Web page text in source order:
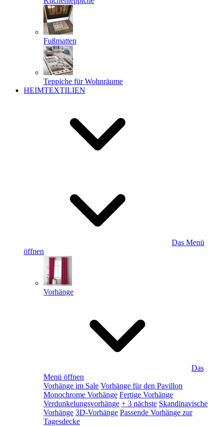
Fußmatten
Teppiche für Wohnräume
HEIMTEXTILIEN
Das Menü
öffnen
Vorhänge
Das
Menü öffnen
Vorhänge im Sale Vorhänge für den Pavillon
Monochrome Vorhänge Fertige Vorhänge
Verdunkelungsvorhänge + 3 nächste Skandinavische
Vorhänge 3D-Vorhänge Passende Vorhänge zur
Tagesdecke